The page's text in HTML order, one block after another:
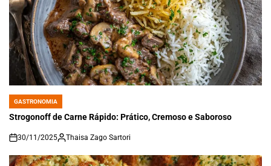
POSTED
IN
GASTRONOMIA
Strogonoff de Carne Rápido: Prático, Cremoso e Saboroso
on
30/11/2025 Thaisa Zago Sartori